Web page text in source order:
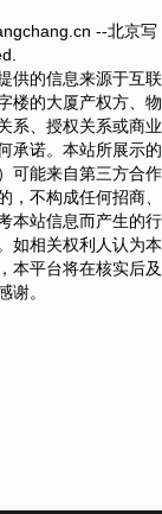
--北京写
供的信息来源于互联
楼的大厦产权方、物
系、授权关系或商业
承诺。本站所展示的
可能来自第三方合作
不构成任何招商、
本站信息而产生的行
如相关权利人认为本
本平台将在核实后及
谢。